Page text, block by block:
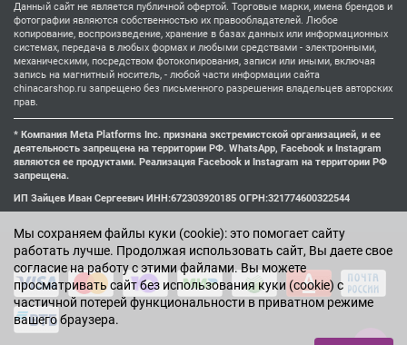
Мы cохраняем файлы куки (cookie): это помогает сайту
работать лучше. Продолжая использовать сайт, Вы даете свое
согласие на работу с этими файлами. Вы можете
просматривать сайт без использования куки (cookie) с
частичной потерей функциональности в приватном режиме
вашего браузера.
Данный сайт не является публичной офертой. Торговые марки, имена брендов и
фотографии являются собственностью их правообладателей. Любое
копирование, воспроизведение, хранение в базах данных или информационных
системах, передача в любых формах и любыми средствами - электронными,
механическими, посредством фотокопирования, записи или иными, включая
запись на магнитный носитель, - любой части информации сайта
chinacarshop.ru запрещено без письменного разрешения владельцев авторских
прав.
* Компания Meta Platforms Inc. признана экстремистской организацией, и ее
деятельность запрещена на территории РФ. WhatsApp, Facebook и Instagram
являются ее продуктами. Реализация Facebook и Instagram на территории РФ
запрещена.
ИП Зайцев Иван Сергеевич ИНН:672303920185 ОГРН:321774600322544